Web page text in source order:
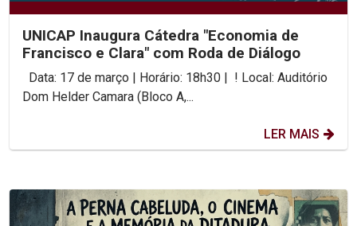
UNICAP Inaugura Cátedra "Economia de
Francisco e Clara" com Roda de Diálogo
Dom Helder Camara (Bloco A,...
LER MAIS